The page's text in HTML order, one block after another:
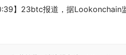
】23btc报道，据Lookonchain